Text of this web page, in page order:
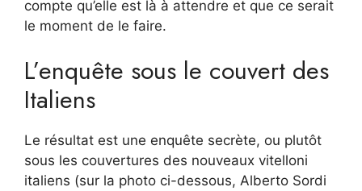
compte qu’elle est là à attendre et que ce serait
le moment de le faire.
L’enquête sous le couvert des
Italiens
Le résultat est une enquête secrète, ou plutôt
sous les couvertures des nouveaux vitelloni
italiens (sur la photo ci-dessous, Alberto Sordi